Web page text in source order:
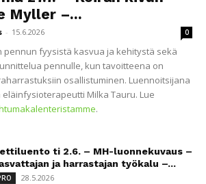
Myller –...
- 15.6.2026 0
pennun fyysistä kasvua ja kehitystä sekä
pennulle, kun tavoitteena on
osallistuminen. Luennoitsijana
Milka Tauru. Lue
.
ti 2.6. – MH-luonnekuvaus –
ja harrastajan työkalu –...
28.5.2026